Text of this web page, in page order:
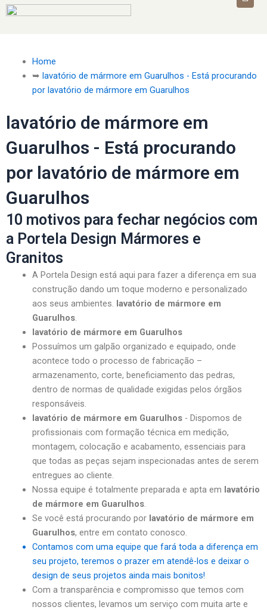
Home
➥ lavatório de mármore em Guarulhos - Está procurando
por lavatório de mármore em Guarulhos
lavatório de mármore em
Guarulhos - Está procurando
por lavatório de mármore em
Guarulhos
10 motivos para fechar negócios com
a Portela Design Mármores e
Granitos
A Portela Design está aqui para fazer a diferença em sua
construção dando um toque moderno e personalizado
aos seus ambientes. lavatório de mármore em
Guarulhos.
lavatório de mármore em Guarulhos
Possuímos um galpão organizado e equipado, onde
acontece todo o processo de fabricação –
armazenamento, corte, beneficiamento das pedras,
dentro de normas de qualidade exigidas pelos órgãos
responsáveis.
lavatório de mármore em Guarulhos- Dispomos de
profissionais com formação técnica em medição,
montagem, colocação e acabamento, essenciais para
que todas as peças sejam inspecionadas antes de serem
entregues ao cliente.
Nossa equipe é totalmente preparada e apta em lavatório
de mármore em Guarulhos.
Se você está procurando por lavatório de mármore em
Guarulhos, entre em contato conosco.
Contamos com uma equipe que fará toda a diferença em
seu projeto, teremos o prazer em atendê-los e deixar o
design de seus projetos ainda mais bonitos!
Com a transparência e compromisso que temos com
nossos clientes, levamos um serviço com muita arte e